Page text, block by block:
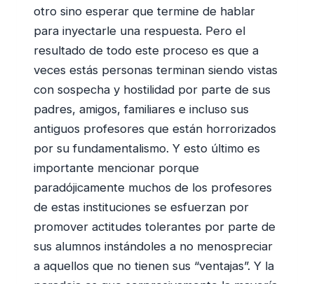
otro sino esperar que termine de hablar
para inyectarle una respuesta. Pero el
resultado de todo este proceso es que a
veces estás personas terminan siendo vistas
con sospecha y hostilidad por parte de sus
padres, amigos, familiares e incluso sus
antiguos profesores que están horrorizados
por su fundamentalismo. Y esto último es
importante mencionar porque
paradójicamente muchos de los profesores
de estas instituciones se esfuerzan por
promover actitudes tolerantes por parte de
sus alumnos instándoles a no menospreciar
a aquellos que no tienen sus “ventajas”. Y la